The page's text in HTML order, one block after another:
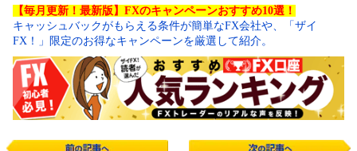
【毎月更新！最新版】FXのキャンペーンおすすめ10選！
キャッシュバックがもらえる条件が簡単なFX会社や、「ザイ
FX！」限定のお得なキャンペーンを厳選して紹介。